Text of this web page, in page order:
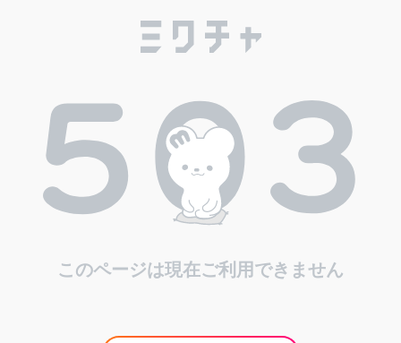
このページは現在ご利用できません